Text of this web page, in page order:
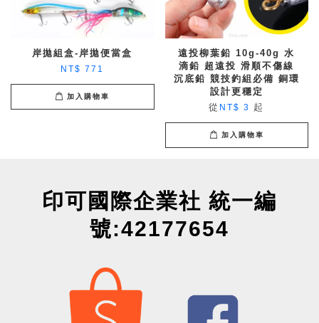
岸拋組盒-岸拋便當盒
NT$ 771
加入購物車
遠投柳葉鉛 10g-40g 水
滴鉛 超遠投 滑順不傷線
沉底鉛 競技釣組必備 銅環
設計更穩定
從 NT$ 3 起
加入購物車
印可國際企業社 統一編
號:42177654